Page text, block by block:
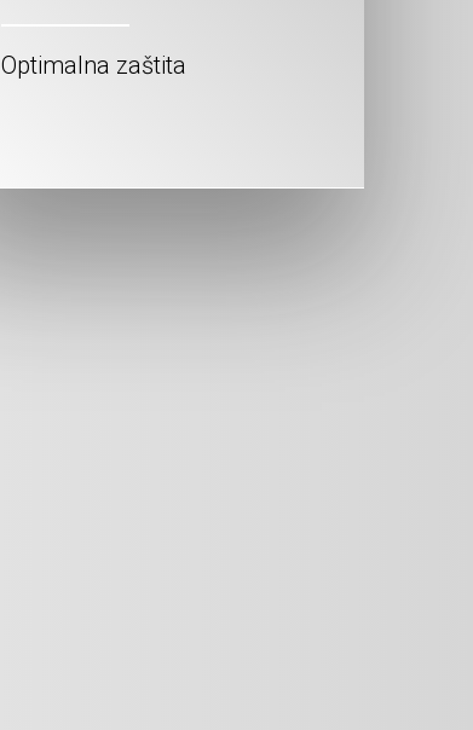
Optimalna zaštita